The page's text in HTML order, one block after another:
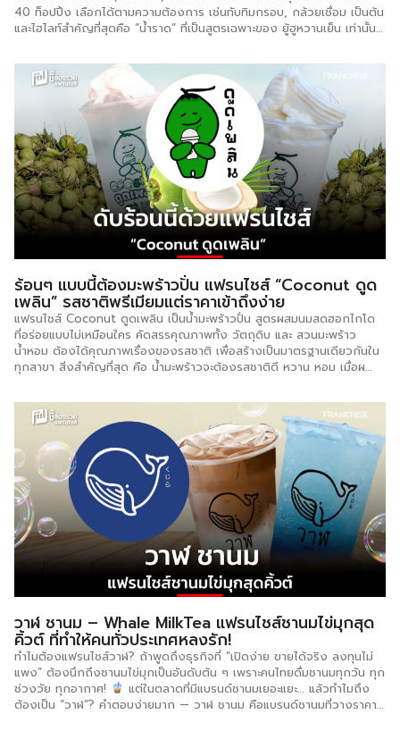
40 ท็อปปิ้ง เลือกได้ตามความต้องการ เช่นทับทิมกรอบ, กล้วยเชื่อม เป็นต้น
และไฮไลท์สำคัญที่สุดคือ “น้ำราด” ที่เป็นสูตรเฉพาะของ ยู้ฮูหวานเย็น เท่านั้น
ขายในราคาเริ่มต้น 35 บาท นอกจากความแปลกใหม่ในเรื่องรสชาติที่พัฒนา
บรรยากาศในร้านที่สร้างความประทับใจให้ลูกค้าได้มากขึ้น รวมถึงมีมุม
สำหรับแช๊ะ และแชร์ ให้คนที่รักในการถ่ายภาพสามารถเช็คอินโพสต์ภาพน่า
รักๆ ลงบนสื่อโซเชี่ยลได้อีกด้วย สำหรับรูปแบบการลงทุนแฟรนไชส์ราคาเริ่ม
ต้นที่ 169,000 บาท Set M (คีออส) สิ่งที่จะได้รับคือ สิทธิการใช้
แบรนด์(ตลอดอายุสัญญา) สูตรคู่มือการเปิดร้าน บรรจุภัณฑ์ ติดโลโก้ ทุก
ชนิด อุปกรณ์เปิดร้านและเครื่องครัว (พิเศษเครื่องฝาปิดอัตโนมัติ) วัตถุดิบ
เริ่มแรก 5,000 บาท การฝึกอบรมพนักงานทั้งภาคทฤษฎีและปฏิบัติ ทีมช่วย
วิเคราะห์ทำเลเลือกพื้นที่ดีที่สุด มีที่ปรึกษาทางด้านธุรกิจและการตลาด
นอกจากนี้ยังมีรูปแบบและราคาอื่นๆ […]
ร้อนๆ แบบนี้ต้องมะพร้าวปั่น แฟรนไชส์ “Coconut ดูด
เพลิน” รสชาติพรีเมียมแต่ราคาเข้าถึงง่าย
แฟรนไชส์ Coconut ดูดเพลิน เป็นน้ำมะพร้าวปั่น สูตรผสมนมสดฮอกไกโด
ที่อร่อยแบบไม่เหมือนใคร คัดสรรคุณภาพทั้ง วัตถุดิบ และ สวนมะพร้าว
น้ำหอม ต้องได้คุณภาพเรื่องของรสชาติ เพื่อสร้างเป็นมาตรฐานเดียวกันใน
ทุกสาขา สิ่งสำคัญที่สุด คือ น้ำมะพร้าวจะต้องรสชาติดี หวาน หอม เมื่อผ
สรวมกันแล้วจะได้รสชาติที่แสนอร่อยสดชื่นไม่เหมือนใคร สำหรับรูปแบบลงทุน
วัตถุดิบครบ กว่า 120 รายการ วัตถุดิบ พร้อมขาย 100 แก้ว สอนให้ถึงที่
ไม่มีค่าใช้จ่ายเพิ่มเติม ฟรี ! ออกแบบร้าน สื่ออุปกรณ์ ไม่ว่าจะ ป้ายโฆษณา ส
แตนดี้ ฯลฯ ทีม R&D พร้อมสร้างสรรค์เมนูใหม่ ๆ เสมอ การตลาด พร้อมให้
คำปรึกษา และช่องทางการโปรโมท สนับสนุนโปรโมชั่น เพื่อกระตุ้นยอดขาย
ในส่วนของทำเลที่เหมาะสมแก่การเปิดร้าน […]
วาฬ ชานม – Whale MilkTea แฟรนไชส์ชานมไข่มุกสุด
คิ้วต์ ที่ทำให้คนทั่วประเทศหลงรัก!
ทำไมต้องแฟรนไชส์วาฬ? ถ้าพูดถึงธุรกิจที่ “เปิดง่าย ขายได้จริง ลงทุนไม่
แพง” ต้องนึกถึงชานมไข่มุกเป็นอันดับต้น ๆ เพราะคนไทยดื่มชานมทุกวัน ทุก
ช่วงวัย ทุกอากาศ!
แต่ในตลาดที่มีแบรนด์ชานมเยอะแยะ… แล้วทำไมถึง
ต้องเป็น “วาฬ”? คำตอบง่ายมาก — วาฬ ชานม คือแบรนด์ชานมที่วางราคา
เริ่มต้นแค่ 19 บาท มีเมนูให้เลือกมากกว่า 50 รายการ และมีการออกแบบเมนู